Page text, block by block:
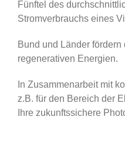
Fünftel des
Stromverbrauchs eines
Bund und Länder
regenerativen Energien.
In Zusammenarbeit mit
z.B. für den Bereich der
Ihre zukunftssichere